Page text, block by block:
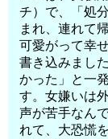
チ）で、「処
まれ、連れて
可愛がって幸
書き込みまし
かった」と一
す。女嫌いは
声が苦手なん
れて、大恐慌